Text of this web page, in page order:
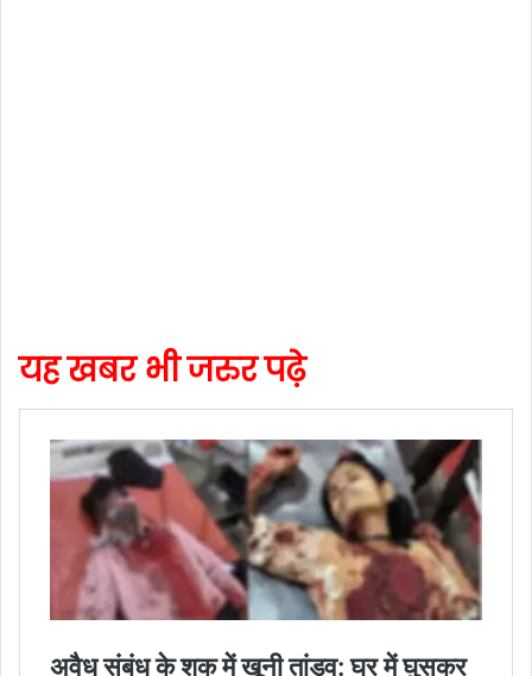
यह खबर भी जरुर पढ़े